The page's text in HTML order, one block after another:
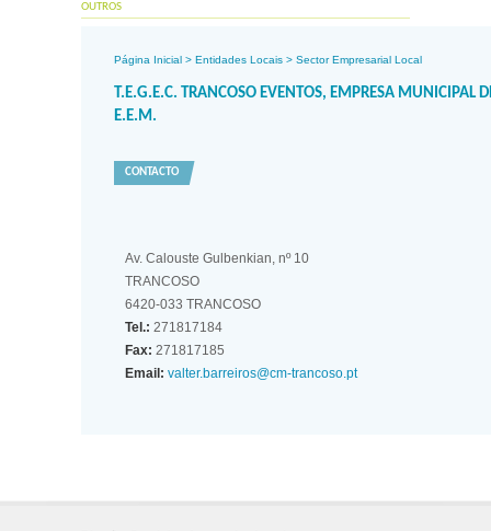
OUTROS
Página Inicial > Entidades Locais > Sector Empresarial Local
T.E.G.E.C. TRANCOSO EVENTOS, EMPRESA MUNICIPAL
E.E.M.
CONTACTO
Av. Calouste Gulbenkian, nº 10
TRANCOSO
6420-033 TRANCOSO
Tel.: 271817184
Fax: 271817185
Email: valter.barreiros@cm-trancoso.pt